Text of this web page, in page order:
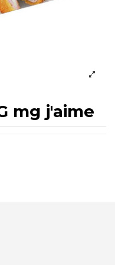
mg j'aime